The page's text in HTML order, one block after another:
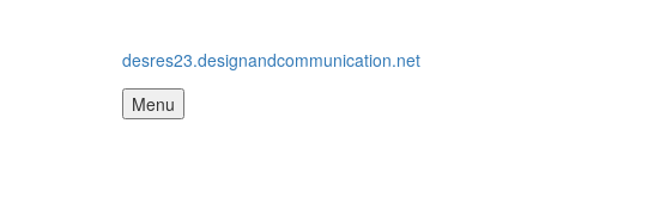
desres23.designandcommunication.net
Menu